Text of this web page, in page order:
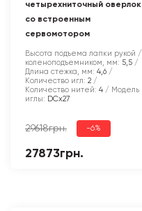
четырехниточный оверлок
со встроенным
сервомотором
Высота подъема лапки рукой /
коленоподъемником, мм: 5,5
Длина стежка, мм: 4,6
Количество игл: 2
Количество нитей: 4
Модель
иглы: DCx27
29618грн. -6%
27873грн.